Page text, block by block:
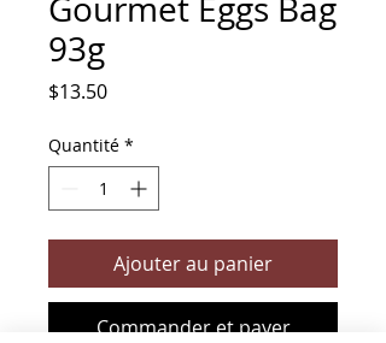
Gourmet Eggs Bag
93g
$13.50Prix
Quantité *
Ajouter au panier
Commander et payer